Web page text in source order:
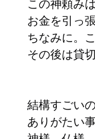
この神頼み
お金を引っ
ちなみに。
その後は貸
結構すごいの
ありがたい事